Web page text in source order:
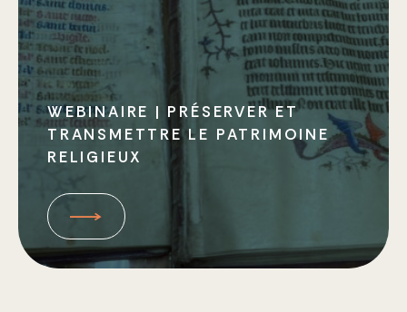
WEBINAIRE | PRÉSERVER ET
TRANSMETTRE LE PATRIMOINE
RELIGIEUX